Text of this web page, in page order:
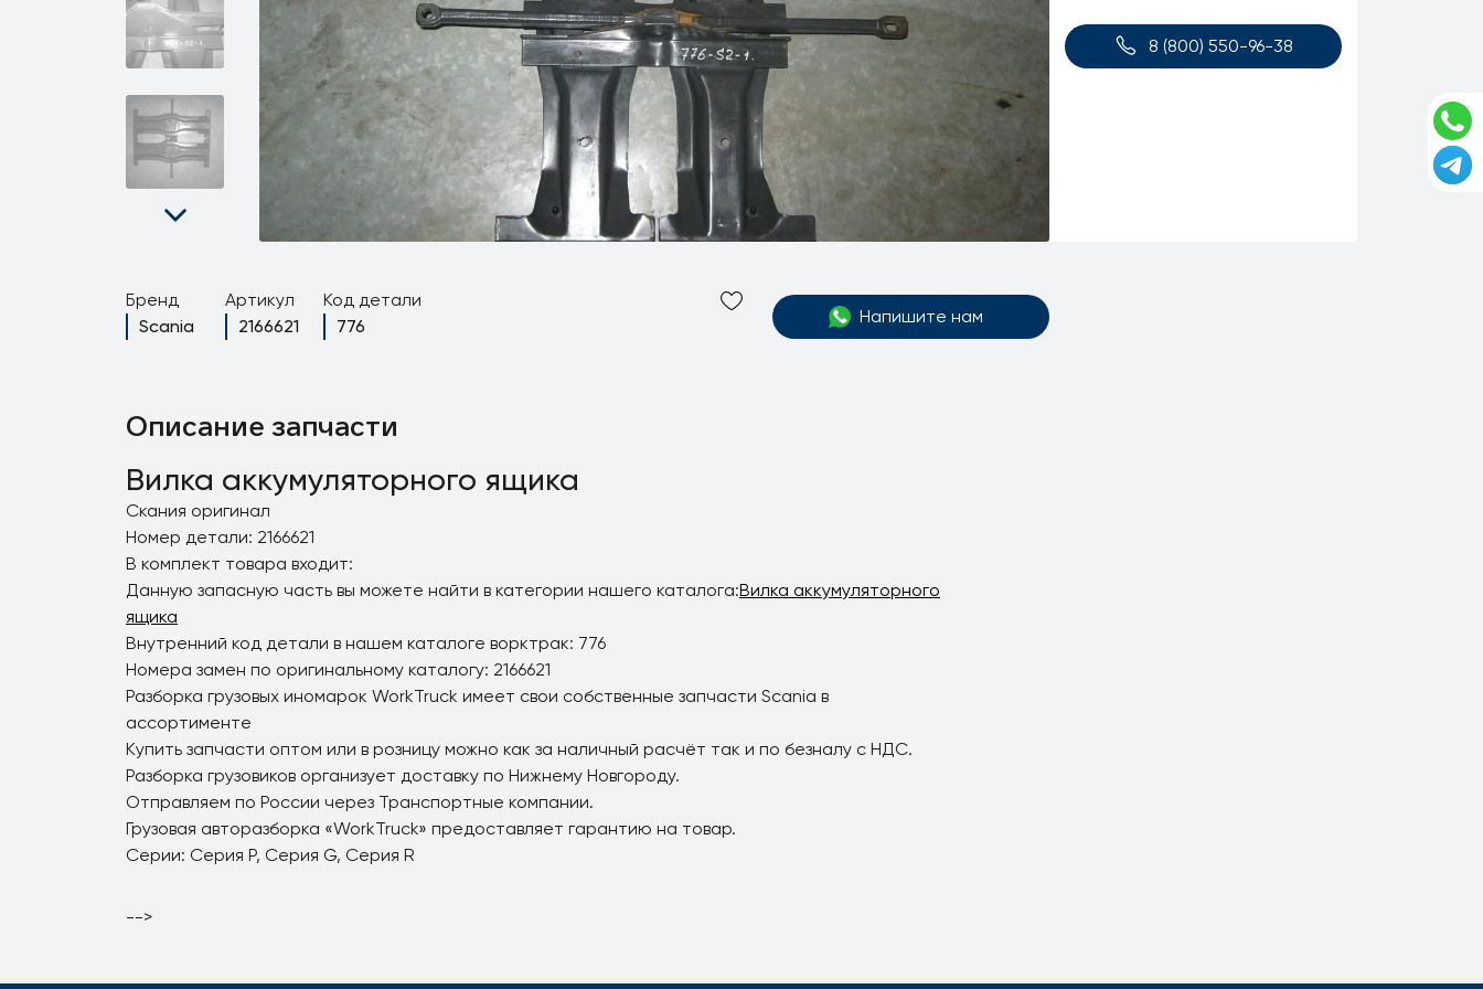
Бренд
Scania
Артикул
2166621
Код детали
776
Напишите нам
8 (800) 550-96-38
Описание запчасти
Вилка аккумуляторного ящика
Скания оригинал
Номер детали: 2166621
В комплект товара входит:
Данную запасную часть вы можете найти в категории нашего каталога:Вилка аккумуляторного
ящика
Внутренний код детали в нашем каталоге ворктрак: 776
Номера замен по оригинальному каталогу: 2166621
Разборка грузовых иномарок WorkTruck имеет свои собственные запчасти Scania в
ассортименте
Купить запчасти оптом или в розницу можно как за наличный расчёт так и по безналу с НДС.
Разборка грузовиков организует доставку по Нижнему Новгороду.
Отправляем по России через Транспортные компании.
Грузовая авторазборка «WorkTruck» предоставляет гарантию на товар.
Серии: Серия P, Серия G, Серия R
-->